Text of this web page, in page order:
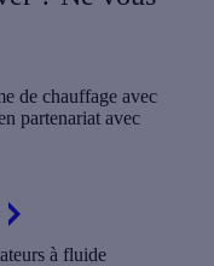
de chauffage avec
partenariat avec
à fluide